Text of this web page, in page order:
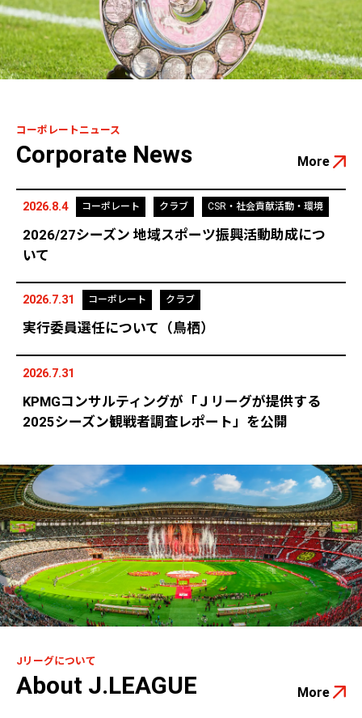
コーポレートニュース
Corporate News More
2026.8.4 コーポレート クラブ CSR・社会貢献活動・環境
2026/27シーズン 地域スポーツ振興活動助成につ
いて
2026.7.31 コーポレート クラブ
実行委員選任について（鳥栖）
2026.7.31
KPMGコンサルティングが「Ｊリーグが提供する
2025シーズン観戦者調査レポート」を公開
Jリーグについて
About J.LEAGUE More